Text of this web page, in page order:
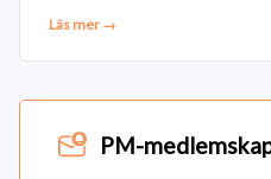
Läs mer →
PM-